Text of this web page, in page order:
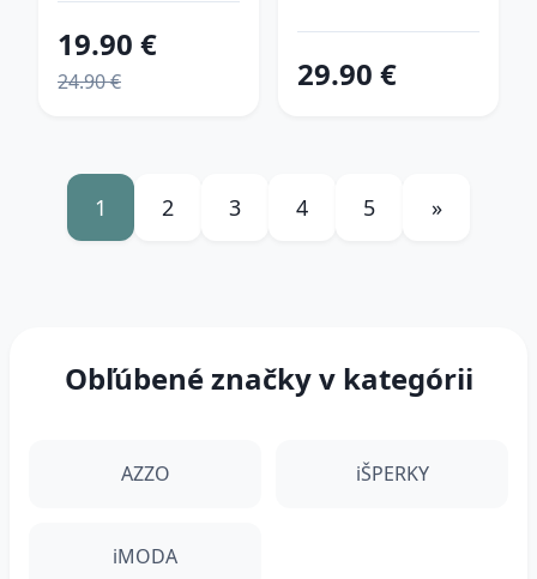
19.90 €
24.90 € 29.90 €
1 2 3 4 5 »
Obľúbené značky v kategórii
AZZO iŠPERKY
iMODA